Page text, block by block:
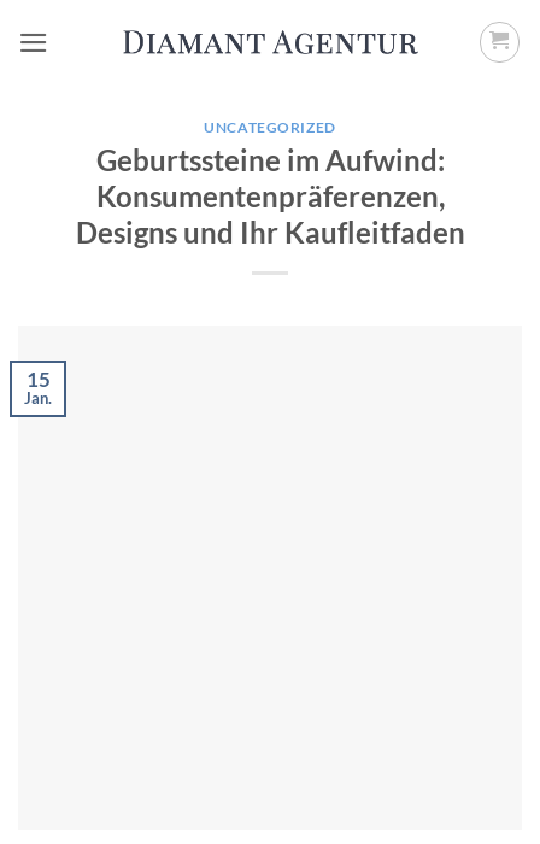
Inhalt
UNCATEGORIZED
Geburtssteine im Aufwind:
Konsumentenpräferenzen,
Designs und Ihr Kaufleitfaden
15
Jan.